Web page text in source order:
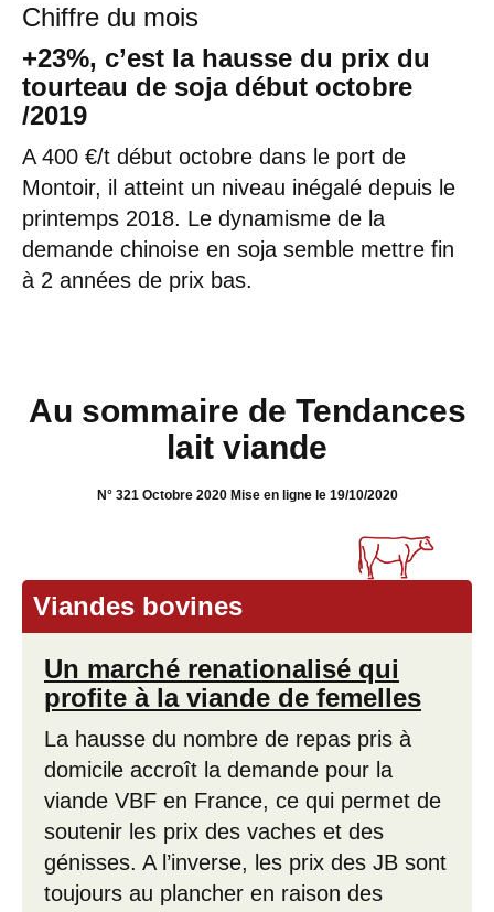
Chiffre du mois
+23%, c’est la hausse du prix du
tourteau de soja début octobre
/2019
A 400 €/t début octobre dans le port de
Montoir, il atteint un niveau inégalé depuis le
printemps 2018. Le dynamisme de la
demande chinoise en soja semble mettre fin
à 2 années de prix bas.
Au sommaire de Tendances
lait viande
N° 321 Octobre 2020 Mise en ligne le 19/10/2020
Viandes bovines
Un marché renationalisé qui
profite à la viande de femelles
La hausse du nombre de repas pris à
domicile accroît la demande pour la
viande VBF en France, ce qui permet de
soutenir les prix des vaches et des
génisses. A l’inverse, les prix des JB sont
toujours au plancher en raison des